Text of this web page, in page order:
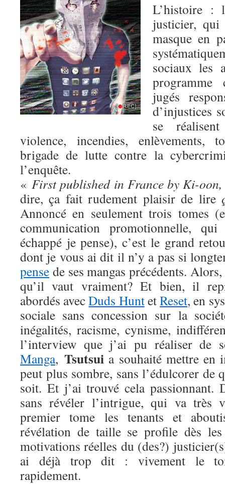
L’histoire :
justicier, qui
masque en
sociaux les
jugés
d’injustices
se
violence, incendies, enlèvements,
brigade de lutte contre la
l’enquête.
«First published in France by Ki-
dire, ça fait rudement plaisir de lire
Annoncé en seulement trois tomes
communication promotionnelle,
échappé je pense), c’est le grand
dont je vous ai dit il n’y a pas si
pense de ses mangas précédents.
qu’il vaut vraiment? Et bien, il
abordés avecDuds HuntetReset, en
sociale sans concession sur la
inégalités, racisme, cynisme,
l’interview que j’ai pu réaliser de
Manga,Tsutsui a souhaité mettre en
peut plus sombre, sans l’édulcorer de
soit. Et j’ai trouvé cela passionnant.
sans révéler l’intrigue, qui va très
premier tome les tenants et
révélation de taille se profile dès
motivations réelles du (des?)
ai déjà trop dit : vivement le
rapidement.